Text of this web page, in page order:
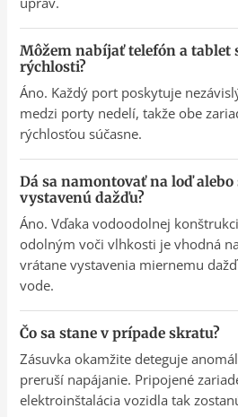
Môžem nabíjať telefón a tablet
rýchlosti?
Áno. Každý port poskytuje
medzi porty nedelí, takže obe
rýchlosťou súčasne.
Dá sa namontovať na loď
vystavenú dažďu?
Áno. Vďaka vodoodolnej
odolným voči vlhkosti je vhodná
vrátane vystavenia miernemu
vode.
Čo sa stane v prípade skratu?
Zásuvka okamžite deteguje
preruší napájanie. Pripojené
elektroinštalácia vozidla tak